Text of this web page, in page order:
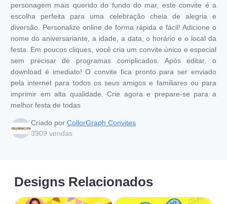
personagem mais querido do fundo do mar, este convite é a
escolha perfeita para uma celebração cheia de alegria e
diversão. Personalize online de forma rápida e fácil! Adicione o
nome do aniversariante, a idade, a data, o horário e o local da
festa. Em poucos cliques, você cria um convite único e especial
sem precisar de programas complicados. Após editar, o
download é imediato! O convite fica pronto para ser enviado
pela internet para todos os seus amigos e familiares ou para
imprimir em alta qualidade. Crie agora e prepare-se para a
melhor festa de todas
Criado por CollorGraph Convites
3909 vendas
Designs Relacionados